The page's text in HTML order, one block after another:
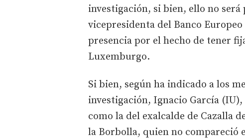
investigación, si bien, ello no
vicepresidenta del Banco
presencia por el hecho de tener
Luxemburgo.
Si bien, según ha indicado a los
investigación, Ignacio García
como la del exalcalde de Cazalla
la Borbolla, quien no compareció